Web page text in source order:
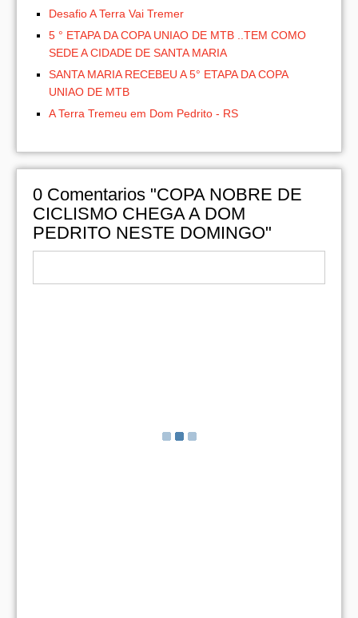
Desafio A Terra Vai Tremer
5 ° ETAPA DA COPA UNIAO DE MTB ..TEM COMO
SEDE A CIDADE DE SANTA MARIA
SANTA MARIA RECEBEU A 5° ETAPA DA COPA
UNIAO DE MTB
A Terra Tremeu em Dom Pedrito - RS
0 Comentarios "COPA NOBRE DE
CICLISMO CHEGA A DOM
PEDRITO NESTE DOMINGO"